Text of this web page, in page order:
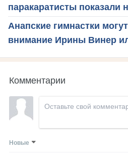
паракаратисты показали
Анапские гимнастки
внимание Ирины Винер
Комментарии
Новые